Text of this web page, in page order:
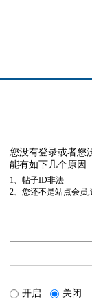
您没有登录或者您
能有如下几个原因
1、帖子ID非法
2、您还不是站点会员
开启 关闭